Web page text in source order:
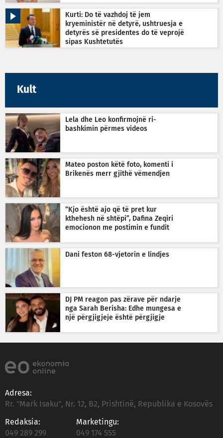
Kurti: Do të vazhdoj të jem
kryeministër në detyrë, ushtruesja e
detyrës së presidentes do të veprojë
sipas Kushtetutës
Kult
Lela dhe Leo konfirmojnë ri-
bashkimin përmes videos
Mateo poston këtë foto, komenti i
Brikenës merr gjithë vëmendjen
“Kjo është ajo që të pret kur
kthehesh në shtëpi”, Dafina Zeqiri
emocionon me postimin e fundit
Dani feston 68-vjetorin e lindjes
DJ PM reagon pas zërave për ndarje
nga Sarah Berisha: Edhe mungesa e
një përgjigjeje është përgjigje
Adresa:
Rr. "Mark Isaku", Nr. 12, B2, Prishtinë, Republika e Kosovës
Redaksia:
049 289 299
Marketingu:
049 174 555